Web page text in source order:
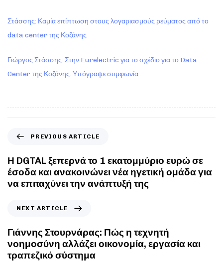
Στάσσης: Καμία επίπτωση στους λογαριασμούς ρεύματος από το
data center της Κοζάνης
Γιώργος Στάσσης: Στην Eurelectric για το σχέδιο για το Data
Center της Κοζάνης. Υπόγραψε συμφωνία
PREVIOUS ARTICLE
Η DGTAL ξεπερνά το 1 εκατομμύριο ευρώ σε
έσοδα και ανακοινώνει νέα ηγετική ομάδα για
να επιταχύνει την ανάπτυξή της
NEXT ARTICLE
Γιάννης Στουρνάρας: Πώς η τεχνητή
νοημοσύνη αλλάζει οικονομία, εργασία και
τραπεζικό σύστημα